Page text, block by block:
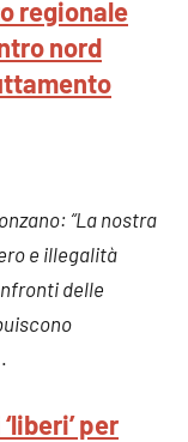
regionale
nord
“La nostra
e illegalità
delle
per